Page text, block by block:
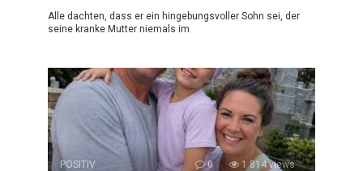
Alle dachten, dass er ein hingebungsvoller Sohn sei, der
seine kranke Mutter niemals im
POSITIV 0 1 814 views